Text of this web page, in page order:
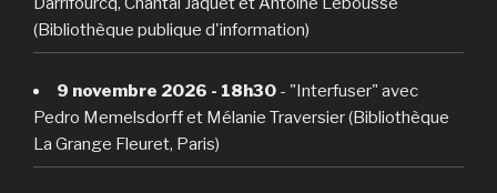
(Bibliothèque publique d'information)
9 novembre 2026 - 18h30 - "Interfuser" avec
Pedro Memelsdorff et Mélanie Traversier (Bibliothèque
La Grange Fleuret, Paris)